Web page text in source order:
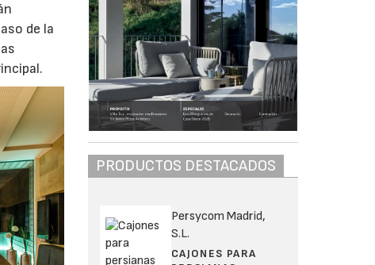
de la
PRODUCTOS DESTACADOS
Persycom Madrid,
S.L.
CAJONES PARA